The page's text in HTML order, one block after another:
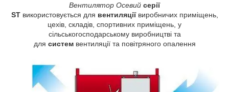
Вентилятор Осевий серії
STвикористовується для вентиляціївиробничих приміщень,
цехів, складів, спортивних приміщень, у
сільськогосподарському виробництві та
для системвентиляції та повітряного опалення